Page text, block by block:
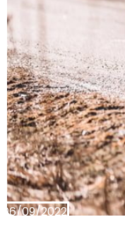
06/09/2022